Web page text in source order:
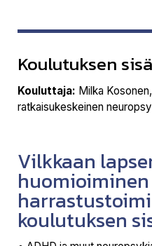
Koulutuksen
Kouluttaja: Milka
ratkaisukeskeinen
Vilkkaan
huomioiminen
koulutuksen